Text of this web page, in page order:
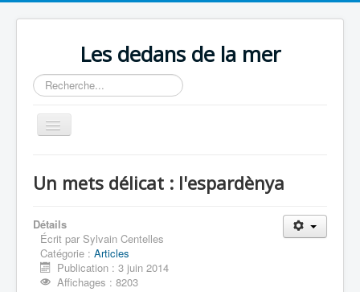
Les dedans de la mer
Rechercher
Basculer
la
Publications
Contenu du livre
Revue de presse
Contact
Un mets délicat : l'espardènya
Détails
Écrit par Sylvain Centelles
Catégorie : Articles
Publication : 3 juin 2014
Affichages : 8203